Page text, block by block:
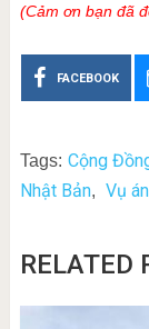
(Cảm ơn bạn đã
FACEBOOK
Tags: Cộng
Nhật Bản, Vụ
RELATED